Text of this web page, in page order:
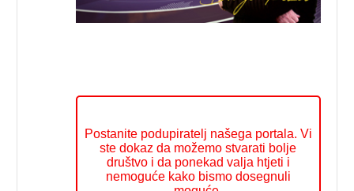
Postanite podupiratelj našega portala. Vi
ste dokaz da možemo stvarati bolje
društvo i da ponekad valja htjeti i
nemoguće kako bismo dosegnuli